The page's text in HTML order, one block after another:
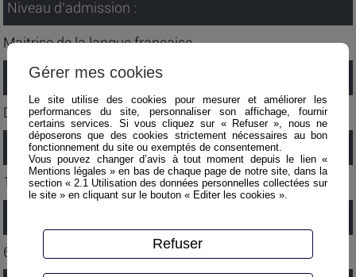
Niveau d’admission :
Maitrise de la langue française
Lieu :
Dans l’entreprise du salarié ou chez ACOFORMA
Durée :
1 jour.
6 participants maximum.
Gérer mes cookies
Le site utilise des cookies pour mesurer et améliorer les
performances du site, personnaliser son affichage, fournir
certains services. Si vous cliquez sur « Refuser », nous ne
déposerons que des cookies strictement nécessaires au bon
fonctionnement du site ou exemptés de consentement.
Vous pouvez changer d’avis à tout moment depuis le lien «
Mentions légales » en bas de chaque page de notre site, dans la
section « 2.1 Utilisation des données personnelles collectées sur
le site » en cliquant sur le bouton « Editer les cookies ».
Refuser